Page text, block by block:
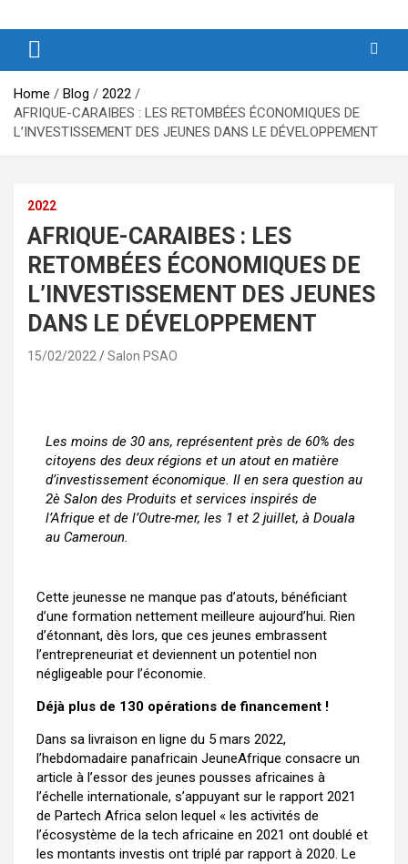
PSAO – Produits et Services
d’Afrique et de ses Outremers
Home Blog
2022
AFRIQUE-CARAIBES : LES RETOMBÉES ÉCONOMIQUES DE
L’INVESTISSEMENT DES JEUNES DANS LE DÉVELOPPEMENT
2022
AFRIQUE-CARAIBES : LES
RETOMBÉES ÉCONOMIQUES DE
L’INVESTISSEMENT DES JEUNES
DANS LE DÉVELOPPEMENT
15/02/2022 Salon PSAO
Les moins de 30 ans, représentent près de 60% des
citoyens des deux régions et un atout en matière
d’investissement économique. Il en sera question au
2è Salon des Produits et services inspirés de
l’Afrique et de l’Outre-mer, les 1 et 2 juillet, à Douala
au Cameroun.
Cette jeunesse ne manque pas d’atouts, bénéficiant
d’une formation nettement meilleure aujourd’hui. Rien
d’étonnant, dès lors, que ces jeunes embrassent
l’entrepreneuriat et deviennent un potentiel non
négligeable pour l’économie.
Déjà plus de 130 opérations de financement !
Dans sa livraison en ligne du 5 mars 2022,
l’hebdomadaire panafricain JeuneAfrique consacre un
article à l’essor des jeunes pousses africaines à
l’échelle internationale, s’appuyant sur le rapport 2021
de Partech Africa selon lequel « les activités de
l’écosystème de la tech africaine en 2021 ont doublé et
les montants investis ont triplé par rapport à 2020. Le